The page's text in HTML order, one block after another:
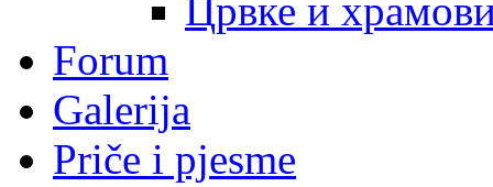
Црвке и
Forum
Galerija
Priče i pjesme